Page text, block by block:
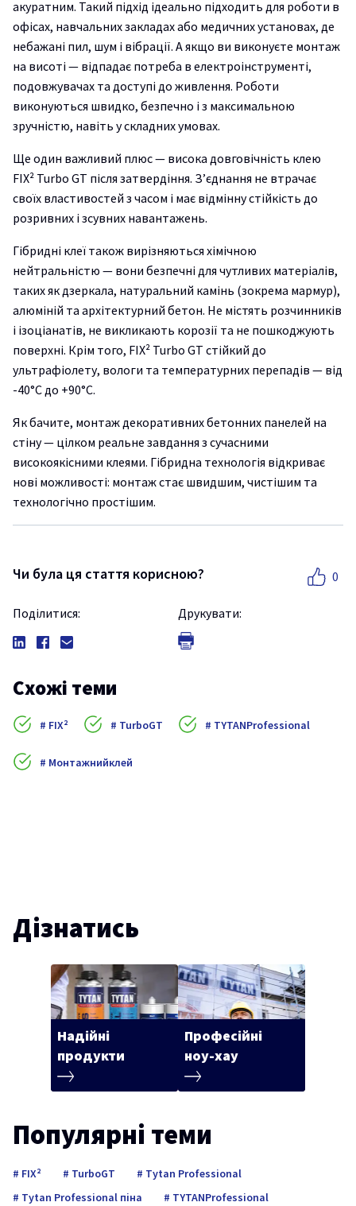
акуратним. Такий підхід ідеально підходить для роботи в
офісах, навчальних закладах або медичних установах, де
небажані пил, шум і вібрації. А якщо ви виконуєте монтаж
на висоті — відпадає потреба в електроінструменті,
подовжувачах та доступі до живлення. Роботи
виконуються швидко, безпечно і з максимальною
зручністю, навіть у складних умовах.
Ще один важливий плюс — висока довговічність клею
FIX² Turbo GT після затвердіння. З’єднання не втрачає
своїх властивостей з часом і має відмінну стійкість до
розривних і зсувних навантажень.
Гібридні клеї також вирізняються хімічною
нейтральністю — вони безпечні для чутливих матеріалів,
таких як дзеркала, натуральний камінь (зокрема мармур),
алюміній та архітектурний бетон. Не містять розчинників
і ізоціанатів, не викликають корозії та не пошкоджують
поверхні. Крім того, FIX² Turbo GT стійкий до
ультрафіолету, вологи та температурних перепадів — від
-40°C до +90°C.
Як бачите, монтаж декоративних бетонних панелей на
стіну — цілком реальне завдання з сучасними
високоякісними клеями. Гібридна технологія відкриває
нові можливості: монтаж стає швидшим, чистішим та
технологічно простішим.
Чи була ця стаття корисною? 0
Поділитися: Друкувати:
Схожі теми
FIX² TurboGT TYTANProfessional
Монтажнийклей
Дізнатись
Надійні
продукти
Професійні
ноу-хау
Популярні теми
FIX² TurboGT
Tytan Professional
Tytan Professional піна
TYTANProfessional